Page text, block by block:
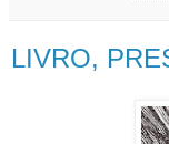
LIVRO,